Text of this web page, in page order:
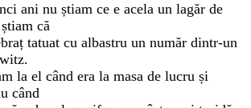
ani nu știam ce e acela un lagăr de
că
tatuat cu albastru un număr dintr-un
la el când era la masa de lucru și
când